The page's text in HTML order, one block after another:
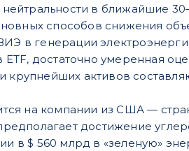
в ближайшие
способов снижения
в генерации
достаточно умеренная
крупнейших активов
на компании из США —
достижение
в $ 560 млрд в «зеленую»